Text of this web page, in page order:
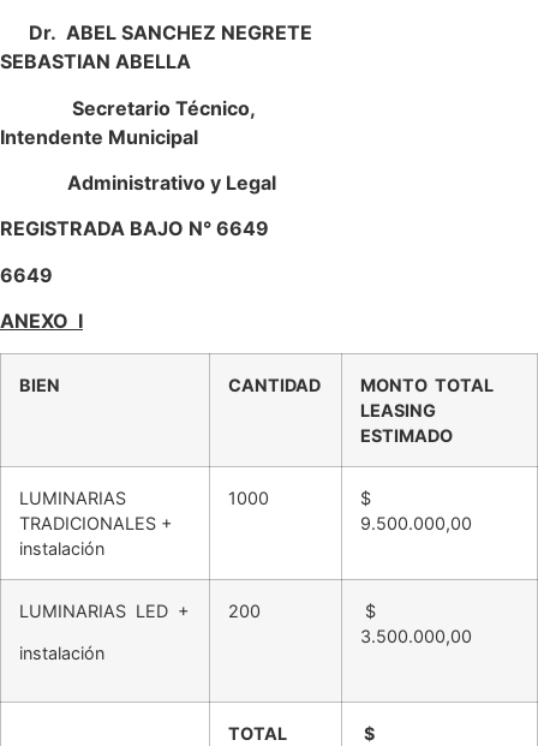
Dr. ABEL SANCHEZ NEGRETE
SEBASTIAN ABELLA
Secretario Técnico,
Intendente Municipal
Administrativo y Legal
REGISTRADA BAJO N° 6649
6649
ANEXO I
BIEN CANTIDAD
MONTO TOTAL
LEASING
ESTIMADO
LUMINARIAS
TRADICIONALES +
instalación
1000
$
9.500.000,00
LUMINARIAS LED +
instalación
200
$
3.500.000,00
TOTAL
$